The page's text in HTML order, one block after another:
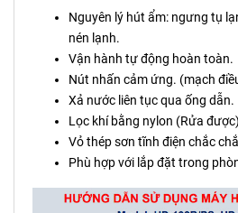
Nguyên lý hút ẩm: ngưng tụ
nén lạnh.
Vận hành tự động hoàn toàn.
Nút nhấn cảm ứng. (mạch
Xả nước liên tục qua ống dẫn.
Lọc khí bằng nylon (Rửa
Vỏ thép sơn tĩnh điện chắc
Phù hợp với lắp đặt trong